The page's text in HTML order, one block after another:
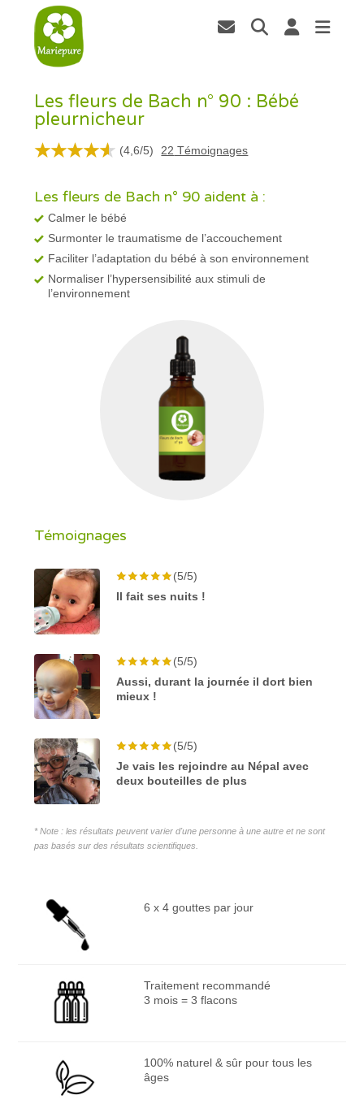
Les fleurs de Bach n° 90 : Bébé
pleurnicheur
(4,6/5) 22 Témoignages
Les fleurs de Bach n° 90 aident à :
Calmer le bébé
Surmonter le traumatisme de l’accouchement
Faciliter l’adaptation du bébé à son environnement
Normaliser l’hypersensibilité aux stimuli de
l’environnement
Témoignages
(5/5)
Il fait ses nuits !
(5/5)
Aussi, durant la journée il dort bien
mieux !
(5/5)
Je vais les rejoindre au Népal avec
deux bouteilles de plus
* Note : les résultats peuvent varier d'une personne à une autre et ne sont
pas basés sur des résultats scientifiques.
6 x 4 gouttes par jour
Traitement recommandé
3 mois = 3 flacons
100% naturel & sûr pour tous les
âges